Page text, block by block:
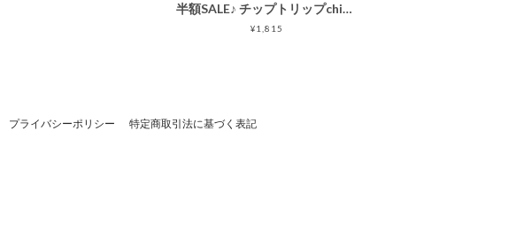
半額SALE♪ チップトリップchiptrip[514-143] ボアモカシン/ネイビー(5)/15～18cm
¥1,815
プライバシーポリシー 特定商取引法に基づく表記